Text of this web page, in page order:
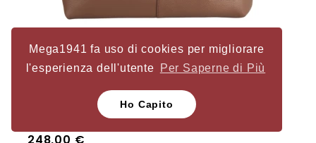
Mega1941 fa uso di cookies per migliorare
l'esperienza dell'utente
Per Saperne di Più
Ho Capito
Chloe borsa a spalla Alexander Smith in pelle
bottalata Marrone
Prezzo
248,00 €